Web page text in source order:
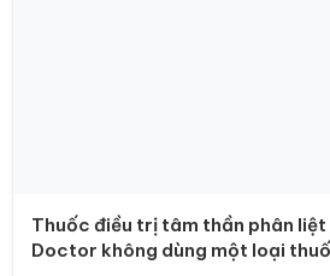
Thuốc điều trị tâm thần phân liệt
Doctor không dùng một loại